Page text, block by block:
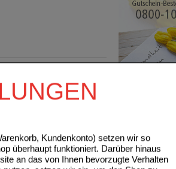
Kundenkonto) setzen wir so
überhaupt funktioniert. Darüber hinaus
an das von Ihnen bevorzugte Verhalten
Details